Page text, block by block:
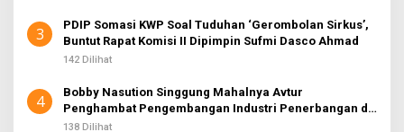
3
PDIP Somasi KWP Soal Tuduhan ‘Gerombolan Sirkus’,
Buntut Rapat Komisi II Dipimpin Sufmi Dasco Ahmad
142 Dilihat
4
Bobby Nasution Singgung Mahalnya Avtur
Penghambat Pengembangan Industri Penerbangan di
Sumut
138 Dilihat